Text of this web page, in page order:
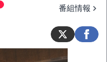
番組情報